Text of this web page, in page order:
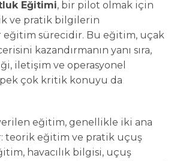
Eğitimi, bir pilot olmak için
ve pratik bilgilerin
eğitim sürecidir. Bu eğitim, uçak
kazandırmanın yanı sıra,
iletişim ve operasyonel
çok kritik konuyu da
eğitim, genellikle iki ana
teorik eğitim ve pratik uçuş
havacılık bilgisi, uçuş